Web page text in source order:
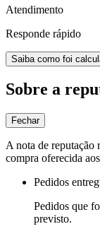
Atendimento
Responde rápido
Saiba como foi
Sobre a
Fechar
A nota de reputação
compra oferecida
Pedidos
Pedidos que
previsto.